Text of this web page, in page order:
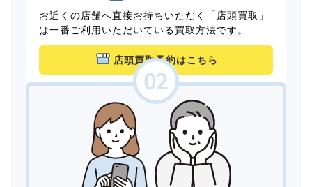
お近くの店舗へ直接お持ちいただく「店頭買取」
は一番ご利用いただいている買取方法です。
店頭買取予約はこちら